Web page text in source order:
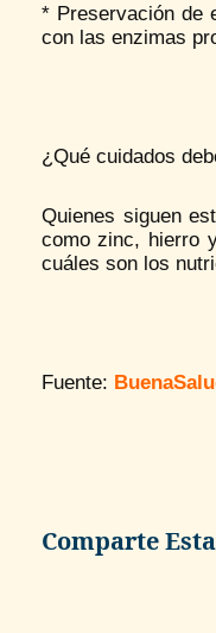
* Preservación de
con las enzimas
¿Qué cuidados
Quienes siguen
como zinc, hierro
cuáles son los
Fuente:
Comparte